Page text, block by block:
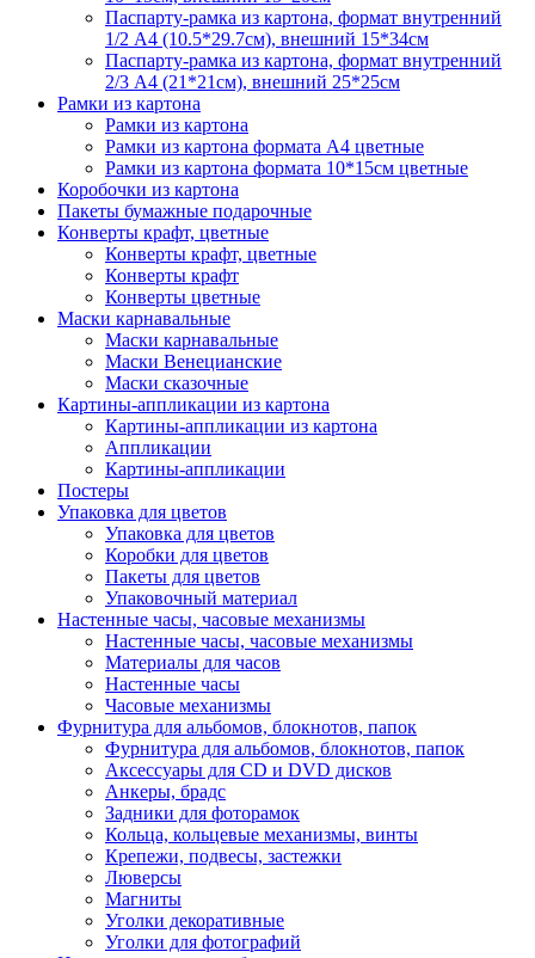
Паспарту-рамка из картона, формат внутренний
1/2 А4 (10.5*29.7см), внешний 15*34см
Паспарту-рамка из картона, формат внутренний
2/3 А4 (21*21см), внешний 25*25см
Рамки из картона
Рамки из картона
Рамки из картона формата А4 цветные
Рамки из картона формата 10*15см цветные
Коробочки из картона
Пакеты бумажные подарочные
Конверты крафт, цветные
Конверты крафт, цветные
Конверты крафт
Конверты цветные
Маски карнавальные
Маски карнавальные
Маски Венецианские
Маски сказочные
Картины-аппликации из картона
Картины-аппликации из картона
Аппликации
Картины-аппликации
Постеры
Упаковка для цветов
Упаковка для цветов
Коробки для цветов
Пакеты для цветов
Упаковочный материал
Настенные часы, часовые механизмы
Настенные часы, часовые механизмы
Материалы для часов
Настенные часы
Часовые механизмы
Фурнитура для альбомов, блокнотов, папок
Фурнитура для альбомов, блокнотов, папок
Аксессуары для CD и DVD дисков
Анкеры, брадс
Задники для фоторамок
Кольца, кольцевые механизмы, винты
Крепежи, подвесы, застежки
Люверсы
Магниты
Уголки декоративные
Уголки для фотографий